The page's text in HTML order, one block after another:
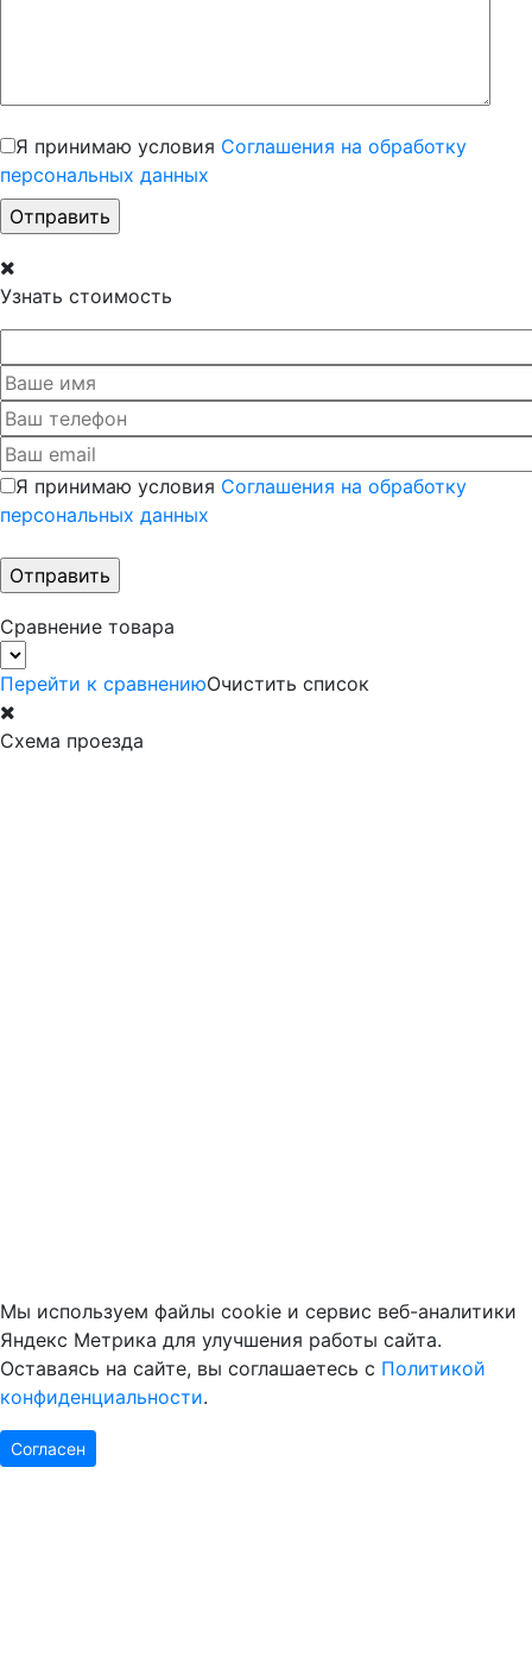
Я принимаю условия Соглашения на обработку
персональных данных
Узнать стоимость
Я принимаю условия Соглашения на обработку
персональных данных
Сравнение товара
Перейти к сравнениюОчистить список
Схема проезда
Мы используем файлы cookie и сервис веб-аналитики
Яндекс Метрика для улучшения работы сайта.
Оставаясь на сайте, вы соглашаетесь с Политикой
конфиденциальности.
Согласен